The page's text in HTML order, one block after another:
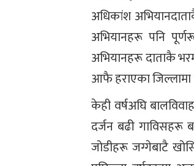
अधिकांश
अभियानहरू पनि
अभियानहरू दाताकै
आफै हराएका
केही वर्षअघि
दर्जन बढी गाविसहरू
जोडीहरू जग्गेबाटै